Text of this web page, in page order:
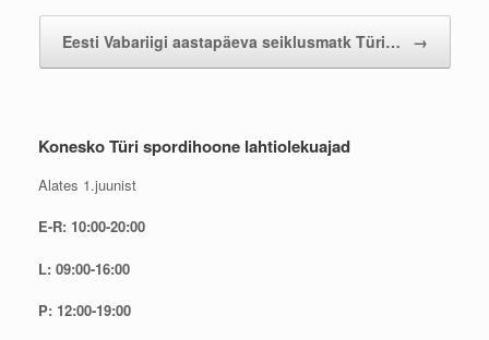
Eesti Vabariigi aastapäeva seiklusmatk Türi… →
Konesko Türi spordihoone lahtiolekuajad
Alates 1.juunist
E-R: 10:00-20:00
L: 09:00-16:00
P: 12:00-19:00